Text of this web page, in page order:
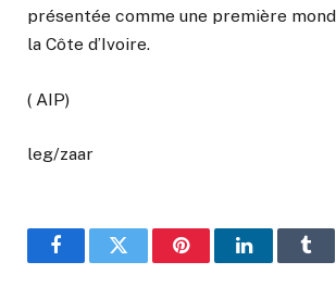
présentée comme une première
la Côte d’Ivoire.
( AIP)
leg/zaar
FacebookTwitter PinterestLinkedIn